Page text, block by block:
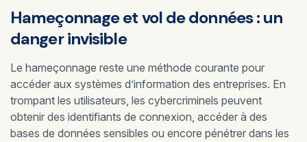
Hameçonnage et vol de données : un
danger invisible
Le hameçonnage reste une méthode courante pour
accéder aux systèmes d’information des entreprises. En
trompant les utilisateurs, les cybercriminels peuvent
obtenir des identifiants de connexion, accéder à des
bases de données sensibles ou encore pénétrer dans les